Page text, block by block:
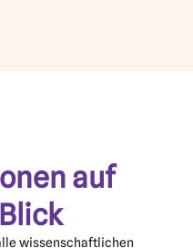
Store, August 2025
auf
wissenschaftlichen